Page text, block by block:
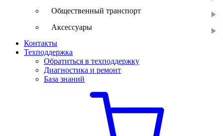
Общественный транспорт
Аксессуары
Контакты
Техподдержка
Обратиться в техподдержку
Диагностика и ремонт
База знаний